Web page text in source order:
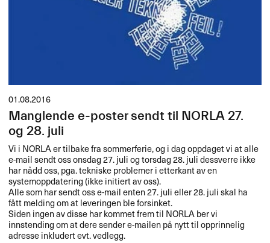
01.08.2016
Manglende e-poster sendt til NORLA 27.
og 28. juli
Vi i NORLAer tilbake fra sommerferie, og i dag oppdaget vi at alle
e-mail sendt oss onsdag 27. juli og torsdag 28. juli dessverre ikke
har nådd oss, pga. tekniske problemer i etterkant av en
systemoppdatering (ikke initiert av oss).
Alle som har sendt oss e-mail enten 27. juli eller 28. juli skal ha
fått melding om at leveringen ble forsinket.
Siden ingen av disse har kommet frem til NORLAber vi
innstending om at dere sender e-mailen på nytt til opprinnelig
adresse inkludert evt. vedlegg.